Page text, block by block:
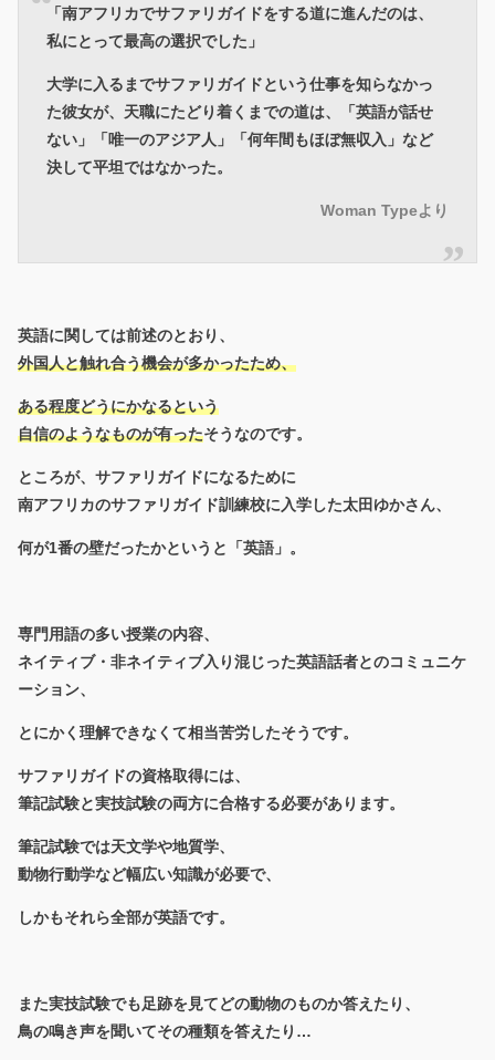
「南アフリカでサファリガイドをする道に進んだのは、
私にとって最高の選択でした」
大学に入るまでサファリガイドという仕事を知らなかっ
た彼女が、天職にたどり着くまでの道は、「英語が話せ
ない」「唯一のアジア人」「何年間もほぼ無収入」など
決して平坦ではなかった。
Woman Typeより
英語に関しては前述のとおり、
外国人と触れ合う機会が多かったため、
ある程度どうにかなるという
自信のようなものが有ったそうなのです。
ところが、サファリガイドになるために
南アフリカのサファリガイド訓練校に入学した太田ゆかさん、
何が1番の壁だったかというと「英語」。
専門用語の多い授業の内容、
ネイティブ・非ネイティブ入り混じった英語話者とのコミュニケ
ーション、
とにかく理解できなくて相当苦労したそうです。
サファリガイドの資格取得には、
筆記試験と実技試験の両方に合格する必要があります。
筆記試験では天文学や地質学、
動物行動学など幅広い知識が必要で、
しかもそれら全部が英語です。
また実技試験でも足跡を見てどの動物のものか答えたり、
鳥の鳴き声を聞いてその種類を答えたり…